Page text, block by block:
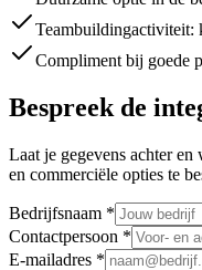
Teambuildingactiviteit:
Compliment bij goede
Bespreek de
Laat je gegevens achter en
en commerciële opties te
Bedrijfsnaam *
Contactpersoon *
E-mailadres *